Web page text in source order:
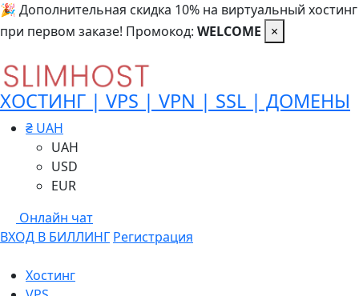
🎉 Дополнительная скидка 10% на виртуальный хостинг
при первом заказе! Промокод: WELCOME ×
ХОСТИНГ | VPS | VPN | SSL | ДОМЕНЫ
₴ UAH
UAH
USD
EUR
Онлайн чат
ВХОД В БИЛЛИНГ Регистрация
Хостинг